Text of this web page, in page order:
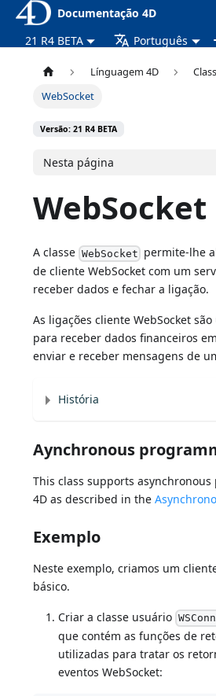
Documentação 4D
21 R4 BETA
Português
Línguagem 4D
WebSocket
Versão: 21 R4 BETA
Nesta página
WebSocket
A classe WebSocket permite-lhe
de cliente WebSocket com um
receber dados e fechar a ligação.
As ligações cliente WebSocket
para receber dados financeiros
enviar e receber mensagens de
História
Aynchronous
This class supports
4D as described in the
Exemplo
Neste exemplo, criamos um
básico.
Criar a classe usuário
que contém as funções de
utilizadas para tratar os
eventos WebSocket: